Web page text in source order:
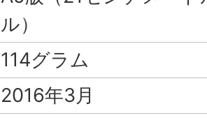
ル）
114グラム
2016年3月